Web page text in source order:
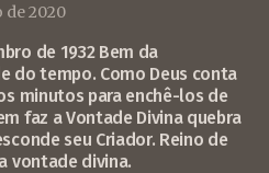
de 2020
de 1932 Bem da
do tempo. Como Deus conta
minutos para enchê-los de
faz a Vontade Divina quebra
seu Criador. Reino de
vontade divina.